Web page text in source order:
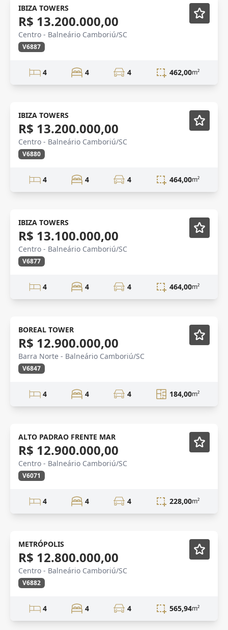
Novidade
IBIZA TOWERS
R$ 13.200.000,00
Centro - Balneário Camboriú/SC
V6887
4 4 4 462,00m²
Novidade
IBIZA TOWERS
R$ 13.200.000,00
Centro - Balneário Camboriú/SC
V6880
4 4 4 464,00m²
Novidade
IBIZA TOWERS
R$ 13.100.000,00
Centro - Balneário Camboriú/SC
V6877
4 4 4 464,00m²
Novidade
BOREAL TOWER
R$ 12.900.000,00
Barra Norte - Balneário Camboriú/SC
V6847
4 4 4 184,00m²
CONSTRUÇÃO Em Construção
ALTO PADRAO FRENTE MAR
R$ 12.900.000,00
Centro - Balneário Camboriú/SC
V6071
4 4 4 228,00m²
Novidade
METRÓPOLIS
R$ 12.800.000,00
Centro - Balneário Camboriú/SC
V6882
4 4 4 565,94m²